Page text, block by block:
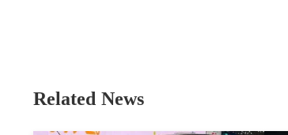
Related News